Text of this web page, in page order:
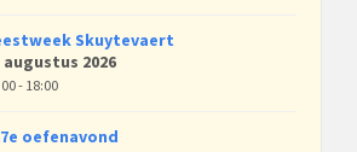
Skuytevaert
augustus 2026
- 18:00
oefenavond